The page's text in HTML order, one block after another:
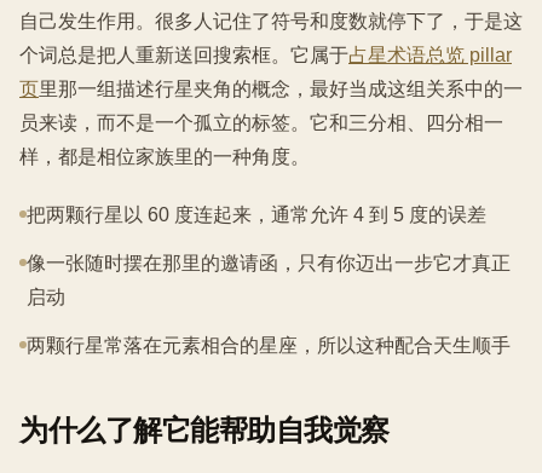
自己发生作用。很多人记住了符号和度数就停下了，于是这
个词总是把人重新送回搜索框。它属于占星术语总览 pillar
页里那一组描述行星夹角的概念，最好当成这组关系中的一
员来读，而不是一个孤立的标签。它和三分相、四分相一
样，都是相位家族里的一种角度。
把两颗行星以 60 度连起来，通常允许 4 到 5 度的误差
像一张随时摆在那里的邀请函，只有你迈出一步它才真正
启动
两颗行星常落在元素相合的星座，所以这种配合天生顺手
为什么了解它能帮助自我觉察